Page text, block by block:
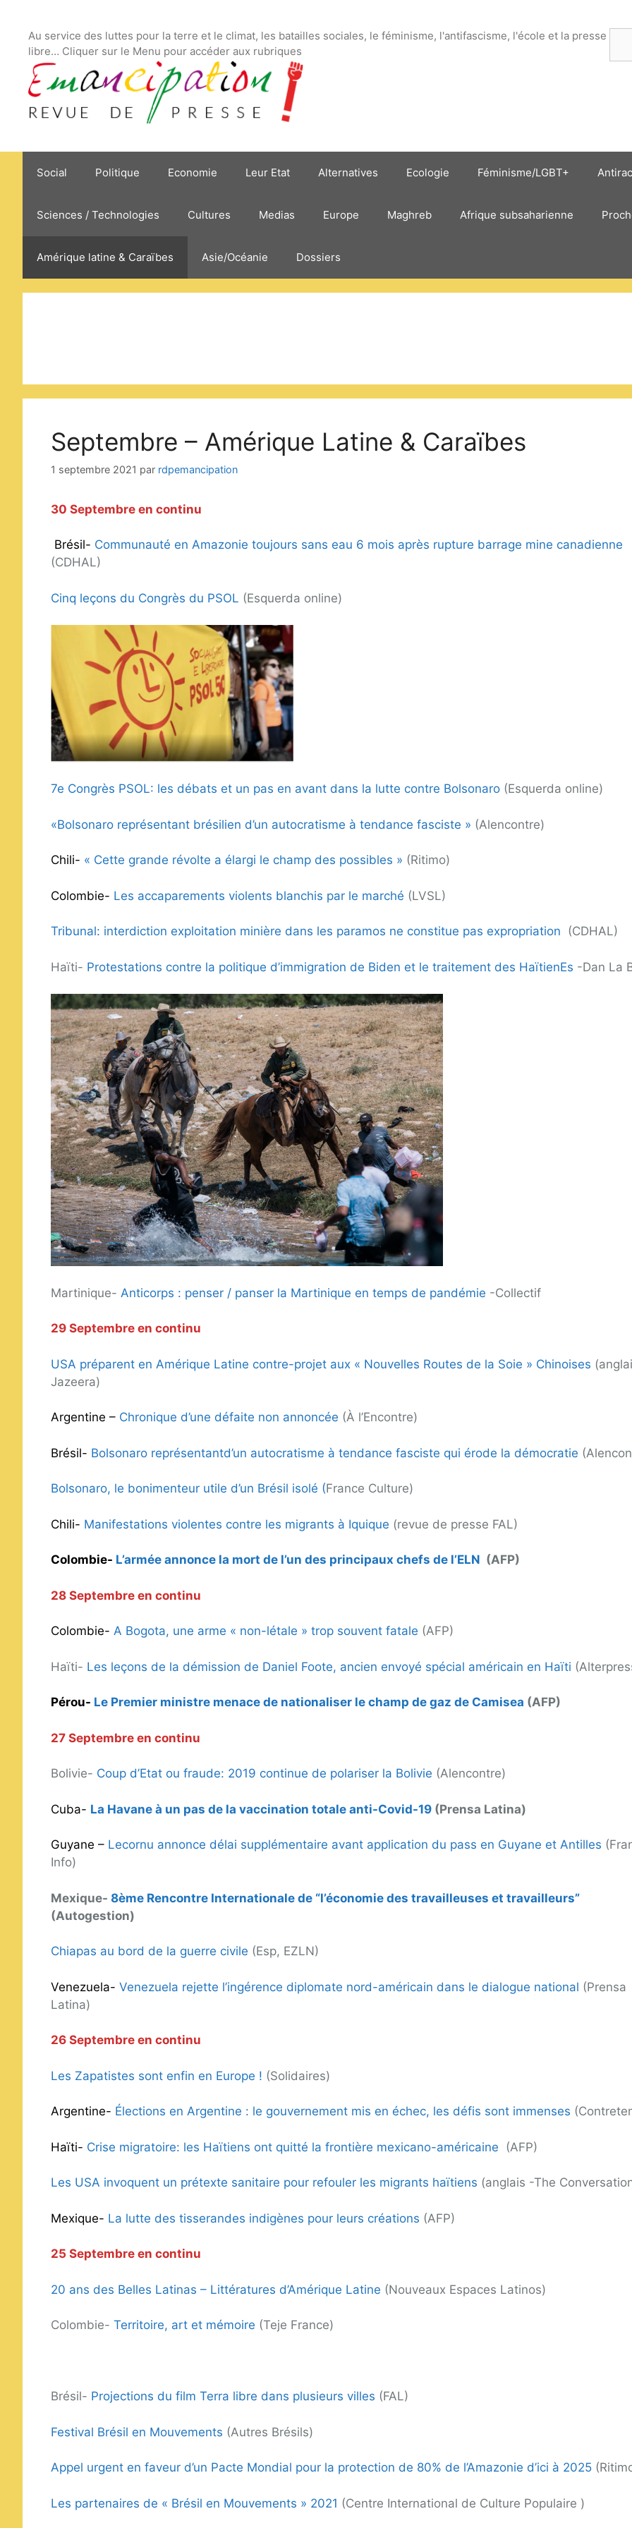
contenu
Au service des luttes pour la terre et le climat, les batailles sociales, le féminisme, l'antifascisme, l'école et la presse
libre… Cliquer sur le Menu pour accéder aux rubriques
Social Politique Economie Leur Etat Alternatives Ecologie Féminisme/LGBT+
Sciences / Technologies Cultures Medias Europe Maghreb Afrique subsaharienne
Amérique latine & Caraïbes Asie/Océanie Dossiers
Septembre – Amérique Latine & Caraïbes
1 septembre 2021 par rdpemancipation
30 Septembre en continu
Brésil- Communauté en Amazonie toujours sans eau 6 mois après rupture barrage mine canadienne
(CDHAL)
Cinq leçons du Congrès du PSOL (Esquerda online)
7e Congrès PSOL: les débats et un pas en avant dans la lutte contre Bolsonaro (Esquerda online)
«Bolsonaro représentant brésilien d’un autocratisme à tendance fasciste » (Alencontre)
Chili- « Cette grande révolte a élargi le champ des possibles » (Ritimo)
Colombie- Les accaparements violents blanchis par le marché (LVSL)
Tribunal: interdiction exploitation minière dans les paramos ne constitue pas expropriation (CDHAL)
Haïti- Protestations contre la politique d’immigration de Biden et le traitement des HaïtienEs -Dan La
Martinique- Anticorps : penser / panser la Martinique en temps de pandémie -Collectif
29 Septembre en continu
USA préparent en Amérique Latine contre-projet aux « Nouvelles Routes de la Soie » Chinoises
Jazeera)
Argentine – Chronique d’une défaite non annoncée (À l’Encontre)
Brésil- Bolsonaro représentantd’un autocratisme à tendance fasciste qui érode la démocratie
Bolsonaro, le bonimenteur utile d’un Brésil isolé (France Culture)
Chili- Manifestations violentes contre les migrants à Iquique (revue de presse FAL)
Colombie- L’armée annonce la mort de l’un des principaux chefs de l’ELN (AFP)
28 Septembre en continu
Colombie- A Bogota, une arme « non-létale » trop souvent fatale (AFP)
Haïti- Les leçons de la démission de Daniel Foote, ancien envoyé spécial américain en Haïti
Pérou- Le Premier ministre menace de nationaliser le champ de gaz de Camisea (AFP)
27 Septembre en continu
Bolivie- Coup d’Etat ou fraude: 2019 continue de polariser la Bolivie (Alencontre)
Cuba- La Havane à un pas de la vaccination totale anti-Covid-19 (Prensa Latina)
Guyane – Lecornu annonce délai supplémentaire avant application du pass en Guyane et Antilles
Info)
Mexique- 8ème Rencontre Internationale de “l’économie des travailleuses et travailleurs”
(Autogestion)
Chiapas au bord de la guerre civile (Esp, EZLN)
Venezuela- Venezuela rejette l’ingérence diplomate nord-américain dans le dialogue national (Prensa
Latina)
26 Septembre en continu
Les Zapatistes sont enfin en Europe ! (Solidaires)
Argentine- Élections en Argentine : le gouvernement mis en échec, les défis sont immenses
Haïti- Crise migratoire: les Haïtiens ont quitté la frontière mexicano-américaine (AFP)
Les USA invoquent un prétexte sanitaire pour refouler les migrants haïtiens (anglais -The
Mexique- La lutte des tisserandes indigènes pour leurs créations (AFP)
25 Septembre en continu
20 ans des Belles Latinas – Littératures d’Amérique Latine (Nouveaux Espaces Latinos)
Colombie- Territoire, art et mémoire (Teje France)
Brésil- Projections du film Terra libre dans plusieurs villes (FAL)
Festival Brésil en Mouvements (Autres Brésils)
Appel urgent en faveur d’un Pacte Mondial pour la protection de 80% de l’Amazonie d’ici à 2025
Les partenaires de « Brésil en Mouvements » 2021 (Centre International de Culture Populaire )